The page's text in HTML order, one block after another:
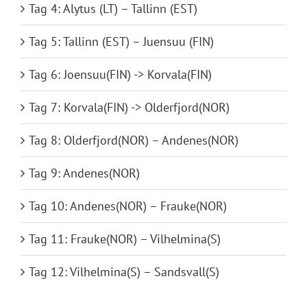
Tag 4: Alytus (LT) – Tallinn (EST)
Tag 5: Tallinn (EST) – Juensuu (FIN)
Tag 6: Joensuu(FIN) -> Korvala(FIN)
Tag 7: Korvala(FIN) -> Olderfjord(NOR)
Tag 8: Olderfjord(NOR) – Andenes(NOR)
Tag 9: Andenes(NOR)
Tag 10: Andenes(NOR) – Frauke(NOR)
Tag 11: Frauke(NOR) – Vilhelmina(S)
Tag 12: Vilhelmina(S) – Sandsvall(S)